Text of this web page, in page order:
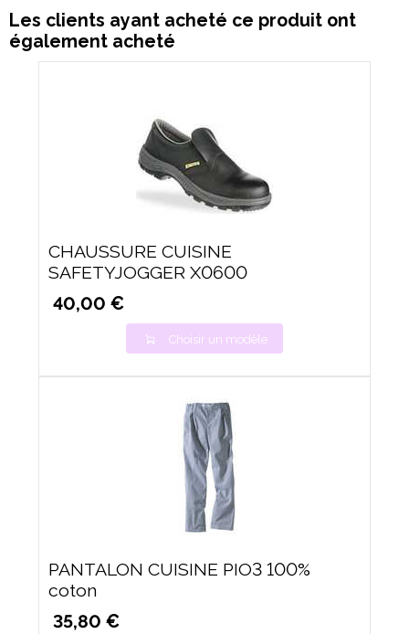
Les clients ayant acheté ce produit ont
également acheté
CHAUSSURE CUISINE
SAFETYJOGGER X0600
40,00 €
Choisir un modèle
PANTALON CUISINE PIO3 100%
coton
35,80 €